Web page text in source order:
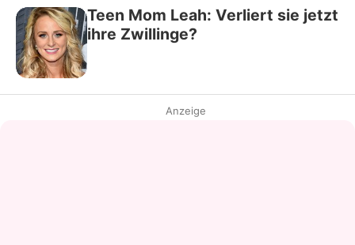
Teen Mom Leah: Verliert sie jetzt
ihre Zwillinge?
Anzeige